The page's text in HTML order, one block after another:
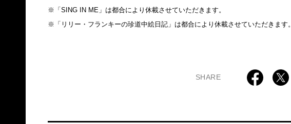
※「SING IN ME」は都合により休載させていただきます。
※「リリー・フランキーの珍道中絵日記」は都合により休載させていただきます。
SHARE